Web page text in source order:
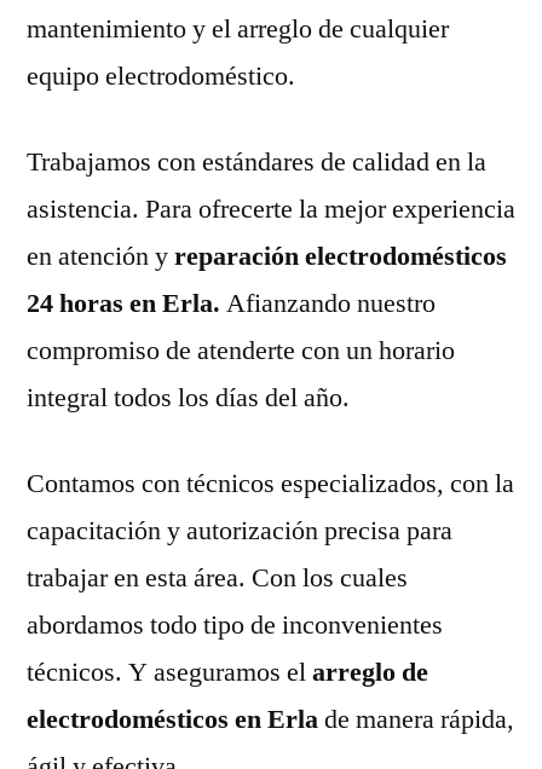
mantenimiento y el arreglo de cualquier
equipo electrodoméstico.
Trabajamos con estándares de calidad en la
asistencia. Para ofrecerte la mejor experiencia
en atención yreparación electrodomésticos
24 horas en Erla. Afianzando nuestro
compromiso de atenderte con un horario
integral todos los días del año.
Contamos con técnicos especializados, con la
capacitación y autorización precisa para
trabajar en esta área. Con los cuales
abordamos todo tipo de inconvenientes
técnicos. Y aseguramos elarreglo de
electrodomésticos en Erlade manera rápida,